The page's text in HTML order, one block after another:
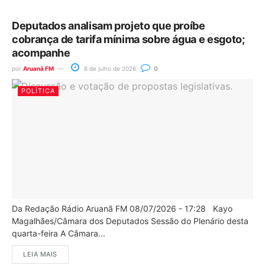
Deputados analisam projeto que proíbe
cobrança de tarifa mínima sobre água e esgoto;
acompanhe
por Aruanã FM 8 de julho de 2026 0
POLÍTICA
Da Redação Rádio Aruanã FM 08/07/2026 - 17:28 Kayo
Magalhães/Câmara dos Deputados Sessão do Plenário desta
quarta-feira A Câmara...
LEIA MAIS